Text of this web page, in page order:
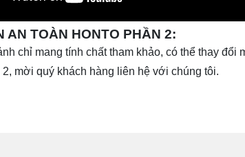
AN TOÀN HONTO PHẦN 2:
chỉ mang tính chất tham khảo, có thể thay
2, mời quý khách hàng liên hệ với chúng tôi.